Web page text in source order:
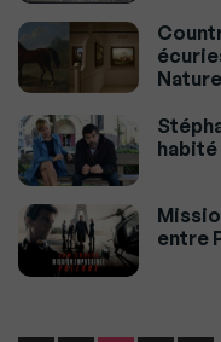
Nature
habité
entre